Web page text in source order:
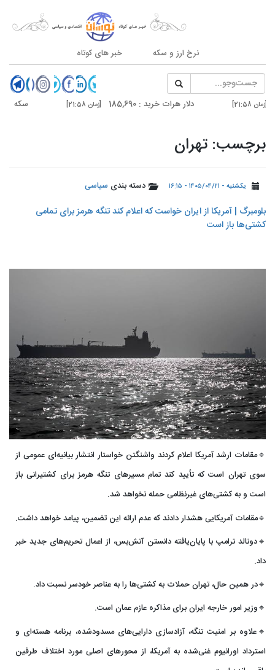
نرخ ارز و سکه خبر های کوتاه
دلار هرات خرید : 185,690 [زمان 21:58] سکه امامی : 185,000 [زمان 10:00]
برچسب: تهران
یکشنبه - ۱۴۰۵/۰۴/۲۱ - ۱۶:۱۵ دسته بندی سیاسی
بلومبرگ | آمریکا از ایران خواست که اعلام کند تنگه هرمز برای تمامی
کشتی‌ها باز است
🔹مقامات ارشد آمریکا اعلام کردند واشنگتن خواستار انتشار بیانیه‌ای عمومی از
سوی تهران است که تأیید کند تمام مسیرهای تنگه هرمز برای کشتیرانی باز
است و به کشتی‌های غیرنظامی حمله نخواهد شد.
🔹مقامات آمریکایی هشدار دادند که عدم ارائه این تضمین، پیامد خواهد داشت.
🔹دونالد ترامپ با پایان‌یافته دانستن آتش‌بس، از اعمال تحریم‌های جدید خبر
داد.
🔹در همین حال، تهران حملات به کشتی‌ها را به عناصر خودسر نسبت داد.
🔹وزیر امور خارجه ایران برای مذاکره عازم عمان است.
🔹علاوه بر امنیت تنگه، آزادسازی دارایی‌های مسدودشده، برنامه هسته‌ای و
استرداد اورانیوم غنی‌شده به آمریکا، از محورهای اصلی مورد اختلاف طرفین